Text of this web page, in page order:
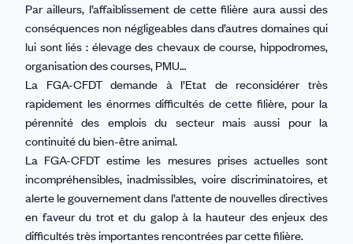
Par ailleurs, l’affaiblissement de cette filière aura aussi des
conséquences non négligeables dans d’autres domaines qui
lui sont liés : élevage des chevaux de course, hippodromes,
organisation des courses, PMU…
La FGA-CFDT demande à l’Etat de reconsidérer très
rapidement les énormes difficultés de cette filière, pour la
pérennité des emplois du secteur mais aussi pour la
continuité du bien-être animal.
La FGA-CFDT estime les mesures prises actuelles sont
incompréhensibles, inadmissibles, voire discriminatoires, et
alerte le gouvernement dans l’attente de nouvelles directives
en faveur du trot et du galop à la hauteur des enjeux des
difficultés très importantes rencontrées par cette filière.